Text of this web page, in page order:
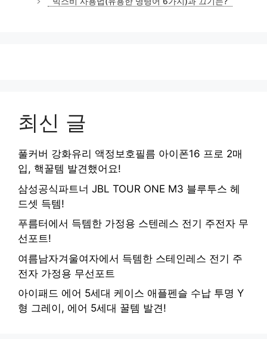
리
최신 글
풀커버 강화유리 액정보호필름 아이폰16 프로 2매
입, 핵꿀템 발견했어요!
삼성공식파트너 JBL TOUR ONE M3 블루투스 헤
드셋 득템!
푸름터에서 득템한 가정용 스텐레스 전기 주전자 무
선포트!
여름남자겨울여자에서 득템한 스테인레스 전기 주
전자 가정용 무선포트
아이패드 에어 5세대 케이스 애플펜슬 수납 투명 Y
형 그레이, 에어 5세대 꿀템 발견!